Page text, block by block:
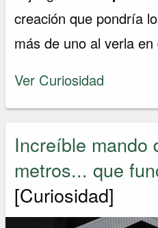
creación que pondría
más de uno al verla en
Ver Curiosidad
Increíble mando
metros... que
[Curiosidad]